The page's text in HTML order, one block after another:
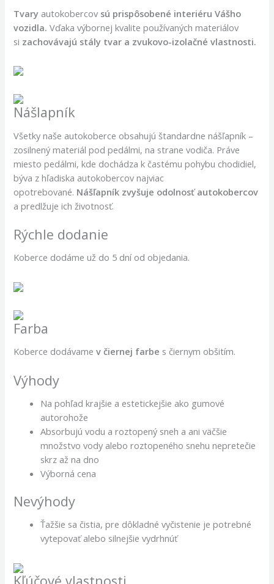
Tvary autokobercov sú prispôsobené interiéru Vášho
vozidla. Vďaka výbornej kvalite používaných materiálov
si zachovávajú stály tvar a zvukovo-izolačné vlastnosti.
Nášlapník
Všetky naše autokoberce obsahujú štandardne nášľapník –
zosilnený materiál pod pedálmi, na strane vodiča. Práve
miesto pedálmi, kde dochádza k častému pohybu chodidiel,
býva z hľadiska autokobercov najviac
opotrebované. Nášľapník zvyšuje odolnosť autokobercov
a predlžuje ich životnosť.
Rýchle dodanie
Koberce dodáme už do 5 dní od objedania.
Farba
Koberce dodávame v čiernej farbe s čiernym obšitím.
Výhody
Na pohľad krajšie a estetickejšie ako gumové
autorohože
Absorbujú vodu a roztopený sneh a ani väčšie
množstvo vody alebo roztopeného snehu nepretečie
skrz až na dno
Výborná cena
Nevýhody
Ťažšie sa čistia, pre dôkladné vyčistenie je potrebné
vytepovať alebo silnejšie vydrhnúť